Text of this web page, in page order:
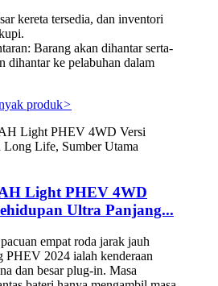
kereta tersedia, dan inventori
Barang akan dihantar serta-
dihantar ke pelabuhan dalam
produk>
Light PHEV 4WD
Ultra Panjang...
empat roda jarak jauh
PHEV 2024 ialah kenderaan
dan besar plug-in. Masa